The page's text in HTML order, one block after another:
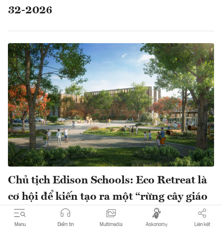
Menu Điểm tin Multimedia Askonomy Liên kết
32-2026
Chủ tịch Edison Schools: Eco Retreat là
cơ hội để kiến tạo ra một “rừng cây giáo
dục” xanh tươi vươn cao mạnh mẽ